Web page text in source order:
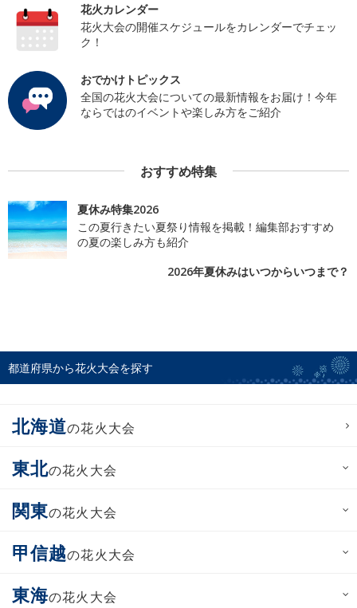
花火カレンダー
花火大会の開催スケジュールをカレンダーでチェッ
ク！
おでかけトピックス
全国の花火大会についての最新情報をお届け！今年
ならではのイベントや楽しみ方をご紹介
おすすめ特集
夏休み特集2026
この夏行きたい夏祭り情報を掲載！編集部おすすめ
の夏の楽しみ方も紹介
2026年夏休みはいつからいつまで？
都道府県から花火大会を探す
北海道の花火大会
東北の花火大会
関東の花火大会
甲信越の花火大会
東海の花火大会